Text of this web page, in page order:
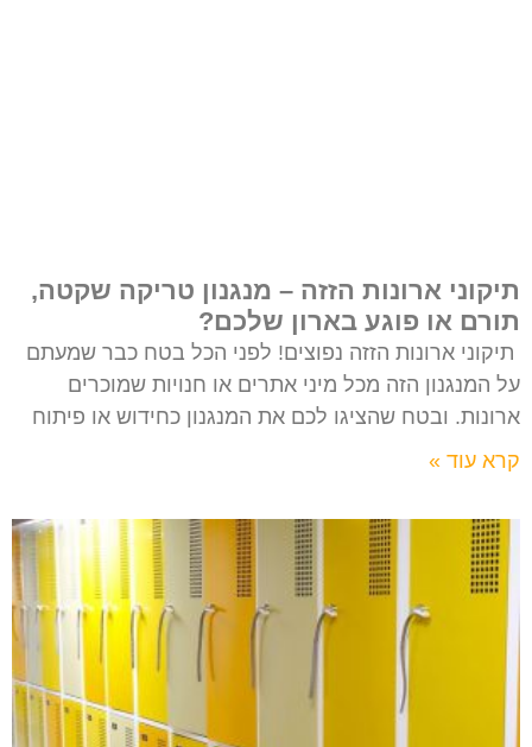
תיקוני ארונות הזזה – מנגנון טריקה שקטה,
תורם או פוגע בארון שלכם?
תיקוני ארונות הזזה נפוצים! לפני הכל בטח כבר שמעתם
על המנגנון הזה מכל מיני אתרים או חנויות שמוכרים
ארונות. ובטח שהציגו לכם את המנגנון כחידוש או פיתוח
קרא עוד »